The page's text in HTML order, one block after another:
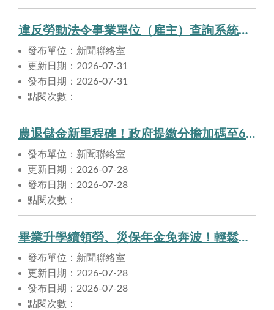
違反勞動法令事業單位（雇主）查詢系統勞動部新增20項重點違法樣態！
發布單位：新聞聯絡室
更新日期：2026-07-31
發布日期：2026-07-31
點閱次數：
農退儲金新里程碑！政府提繳分擔加碼至6成 參加勞保、國保的實際從農者也能自願提繳
發布單位：新聞聯絡室
更新日期：2026-07-28
發布日期：2026-07-28
點閱次數：
畢業升學續領勞、災保年金免奔波！輕鬆線上補正在學資料
發布單位：新聞聯絡室
更新日期：2026-07-28
發布日期：2026-07-28
點閱次數：